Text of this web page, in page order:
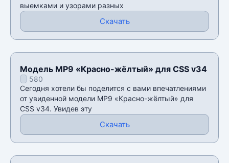
выемками и узорами разных
Скачать
Модель MP9 «Красно-жёлтый» для CSS v34
580
Сегодня хотели бы поделится с вами впечатлениями
от увиденной модели MP9 «Красно-жёлтый» для
CSS v34. Увидев эту
Скачать